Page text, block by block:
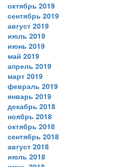
октябрь 2019
сентябрь 2019
август 2019
июль 2019
июнь 2019
май 2019
апрель 2019
март 2019
февраль 2019
январь 2019
декабрь 2018
ноябрь 2018
октябрь 2018
сентябрь 2018
август 2018
июль 2018